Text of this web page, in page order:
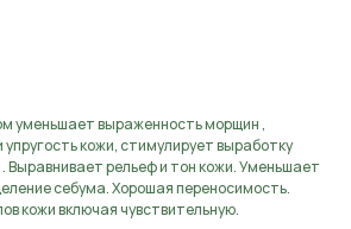
уменьшает выраженность морщин ,
кожи, стимулирует выработку
Выравнивает рельеф и тон кожи. Уменьшает
себума. Хорошая переносимость.
кожи включая чувствительную.